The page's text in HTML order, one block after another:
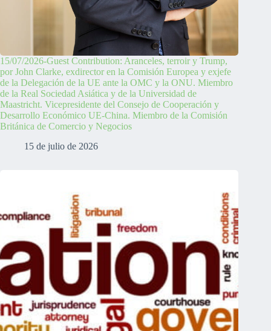
15/07/2026-Guest Contribution: Aranceles, terroir y Trump,
por John Clarke, exdirector en la Comisión Europea y exjefe
de la Delegación de la UE ante la OMC y la ONU. Miembro
de la Real Sociedad Asiática y de la Universidad de
Maastricht. Vicepresidente del Consejo de Cooperación y
Desarrollo Económico UE-China. Miembro de la Comisión
Británica de Comercio y Negocios
15 de julio de 2026